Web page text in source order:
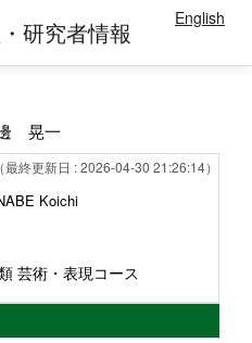
研究者情報 English
晃一
（最終更新日 : 2026-04-30 21:26:14）
Koichi
芸術・表現コース